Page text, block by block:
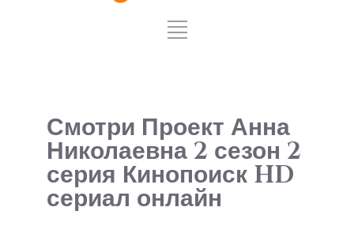
Смотри Проект Анна
Николаевна 2 сезон 2
серия Кинопоиск HD
сериал онлайн